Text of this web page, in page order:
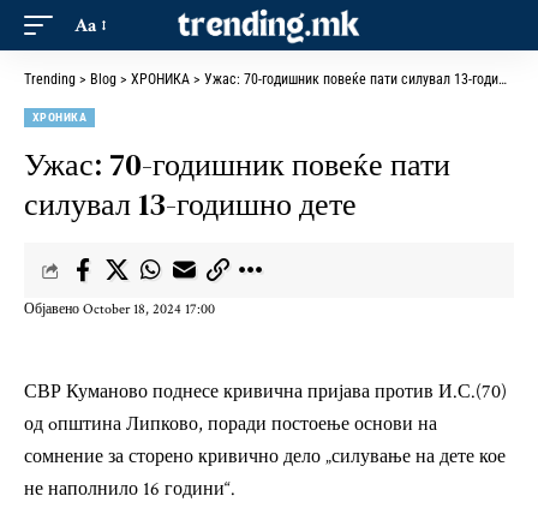
Aa
Trending > Blog > ХРОНИКА > Ужас: 70-годишник повеќе пати силувал 13-годишно дете
ХРОНИКА
Ужас: 70-годишник повеќе пати
силувал 13-годишно дете
Објавено October 18, 2024 17:00
СВР Куманово поднесе кривична пријава против И.С.(70)
од oпштина Липково, поради постоење основи на
сомнение за сторено кривично дело „силување на дете кое
не наполнило 16 години“.